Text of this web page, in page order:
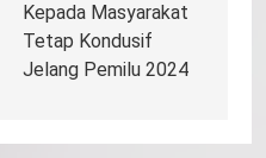
Kepada Masyarakat
Tetap Kondusif
Jelang Pemilu 2024